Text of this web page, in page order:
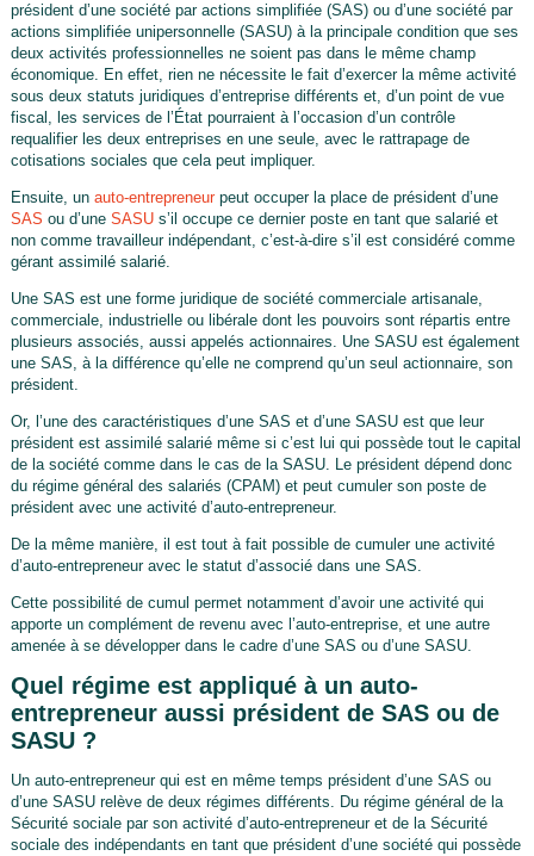
président d’une société par actions simplifiée (SAS) ou d’une société par
actions simplifiée unipersonnelle (SASU) à la principale condition que ses
deux activités professionnelles ne soient pas dans le même champ
économique. En effet, rien ne nécessite le fait d’exercer la même activité
sous deux statuts juridiques d’entreprise différents et, d’un point de vue
fiscal, les services de l’État pourraient à l’occasion d’un contrôle
requalifier les deux entreprises en une seule, avec le rattrapage de
cotisations sociales que cela peut impliquer.
Ensuite, un auto-entrepreneurpeut occuper la place de président d’une
SAS ou d’une SASUs’il occupe ce dernier poste en tant que salarié et
non comme travailleur indépendant, c’est-à-dire s’il est considéré comme
gérant assimilé salarié.
Une SAS est une forme juridique de société commerciale artisanale,
commerciale, industrielle ou libérale dont les pouvoirs sont répartis entre
plusieurs associés, aussi appelés actionnaires. Une SASU est également
une SAS, à la différence qu’elle ne comprend qu’un seul actionnaire, son
président.
Or, l’une des caractéristiques d’une SAS et d’une SASU est que leur
président est assimilé salarié même si c’est lui qui possède tout le capital
de la société comme dans le cas de la SASU. Le président dépend donc
du régime général des salariés (CPAM) et peut cumuler son poste de
président avec une activité d’auto-entrepreneur.
De la même manière, il est tout à fait possible de cumuler une activité
d’auto-entrepreneur avec le statut d’associé dans une SAS.
Cette possibilité de cumul permet notamment d’avoir une activité qui
apporte un complément de revenu avec l’auto-entreprise, et une autre
amenée à se développer dans le cadre d’une SAS ou d’une SASU.
Quel régime est appliqué à un auto-
entrepreneur aussi président de SAS ou de
SASU ?
Un auto-entrepreneur qui est en même temps président d’une SAS ou
d’une SASU relève de deux régimes différents. Du régime général de la
Sécurité sociale par son activité d’auto-entrepreneur et de la Sécurité
sociale des indépendants en tant que président d’une société qui possède